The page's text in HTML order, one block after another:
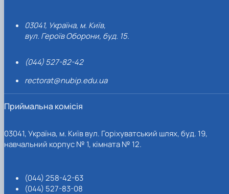
03041, Україна, м. Київ,
вул. Героїв Оборони, буд. 15.
(044) 527-82-42
rectorat@nubip.edu.ua
Приймальна комісія
03041, Україна, м. Київ вул. Горіхуватський шлях, буд. 19,
навчальний корпус № 1, кімната № 12.
(044) 258-42-63
(044) 527-83-08